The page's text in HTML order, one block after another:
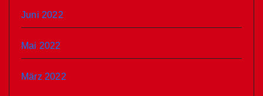
Juni 2022
Mai 2022
März 2022